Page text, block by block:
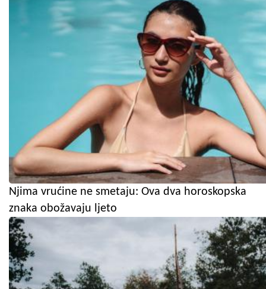
Njima vrućine ne smetaju: Ova dva horoskopska
znaka obožavaju ljeto